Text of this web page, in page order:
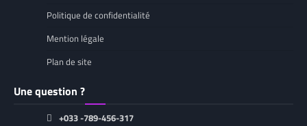
Politique de confidentialité
Mention légale
Plan de site
Une question ?
+033 -789-456-317